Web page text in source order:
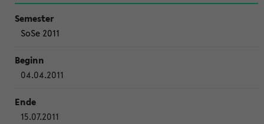
SoSe 2011
04.04.2011
15.07.2011